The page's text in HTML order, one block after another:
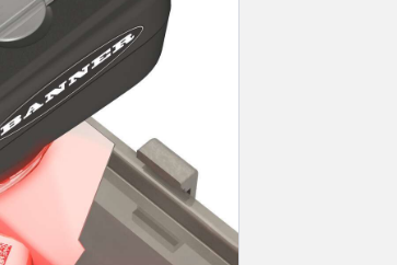
ACCESSORI
cavo
iniziale
LINK CORRELATI
Link